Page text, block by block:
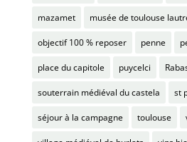
mazamet musée de toulouse
objectif 100 % reposer penne
place du capitole puycelci
souterrain médiéval du castela st
séjour à la campagne toulouse